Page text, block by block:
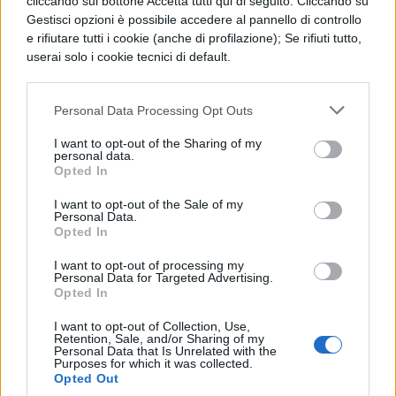
Gestisci opzioni è possibile accedere al pannello di controllo
e rifiutare tutti i cookie (anche di profilazione); Se rifiuti tutto,
userai solo i cookie tecnici di default.
Personal Data Processing Opt Outs
I want to opt-out of the Sharing of my
personal data.
Opted In
I want to opt-out of the Sale of my
Personal Data.
Opted In
I want to opt-out of processing my
Personal Data for Targeted Advertising.
Opted In
I want to opt-out of Collection, Use,
Retention, Sale, and/or Sharing of my
Personal Data that Is Unrelated with the
Purposes for which it was collected.
Opted Out
l’onda sul mare agitato. In uno slancio del
cuore offre alla donna, quasi un pegno per
il destino perché la salvi, la sua piccola
speranza che Montale, stanco deluso, non
sa più alimentare. Nella
casa sul mare
forse finisce l’avventura di due anime. Il
che la vita sia un viaggio reale, colmo di
dolorosa che il viaggio non ha altro esito
che il nulla, perché il tempo distrugge
tutto; le cose svaniscono come parvenze, si
perdono le aspirazioni, le attese, le
memorie, e il cuore, deluso, non è più